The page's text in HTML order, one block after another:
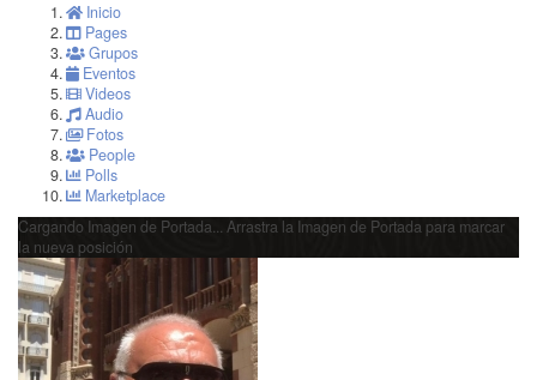
Inicio
Pages
Grupos
Eventos
Videos
Audio
Fotos
People
Polls
Marketplace
Cargando Imagen de Portada...
Arrastra la Imagen de Portada para marcar
la nueva posición